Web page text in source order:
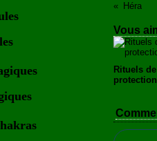
Héra
Vous
Rituels de
protection